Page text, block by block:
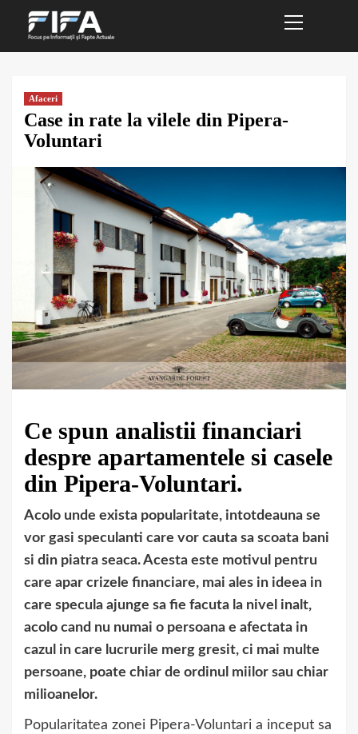
Menu
Afaceri
Case in rate la vilele din Pipera-
Voluntari
Ce spun analistii financiari
despre apartamentele si casele
din Pipera-Voluntari.
Acolo unde exista popularitate, intotdeauna se
vor gasi speculanti care vor cauta sa scoata bani
si din piatra seaca. Acesta este motivul pentru
care apar crizele financiare, mai ales in ideea in
care specula ajunge sa fie facuta la nivel inalt,
acolo cand nu numai o persoana e afectata in
cazul in care lucrurile merg gresit, ci mai multe
persoane, poate chiar de ordinul miilor sau chiar
milioanelor.
Popularitatea zonei Pipera-Voluntari a inceput sa